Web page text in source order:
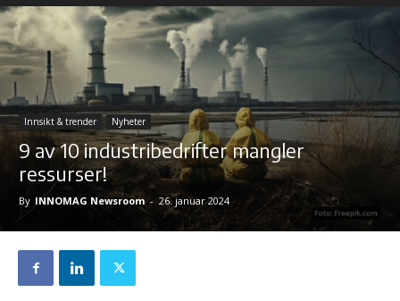
Innsikt & trender Nyheter
9 av 10 industribedrifter mangler
ressurser!
By INNOMAG Newsroom - 26. januar 2024